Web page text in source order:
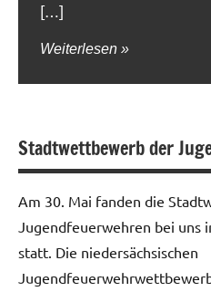
[…]
Weiterlesen
Stadtwettbewerb der
Am 30. Mai fanden die
Jugendfeuerwehren bei uns
statt. Die niedersächsischen